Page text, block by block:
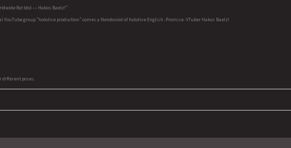
Rat Idol --- Hakos Baelz!"
YouTube group "hololive production" comes a Nendoroid of hololive English -Promise- VTuber Hakos Baelz!
different poses.